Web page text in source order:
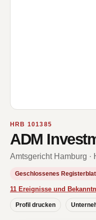
HRB 101385
ADM
Amtsgericht Hamburg ·
Geschlossenes
11 Ereignisse und
Profil drucken